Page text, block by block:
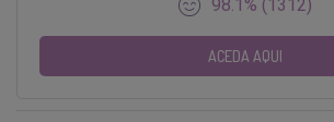
98.1% (1312)
ACEDA AQUI